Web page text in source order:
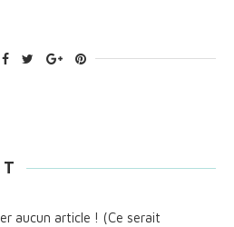
aucun article ! (Ce serait